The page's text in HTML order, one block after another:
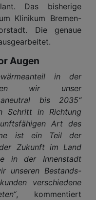
Das bisherige
Klinikum Bremen-
Die genaue
Augen
in der
wir unser
bis 2035“
Schritt in Richtung
Art des
ist ein Teil der
Zukunft im Land
in der Innenstadt
unseren Bestands-
verschiedene
, kommentiert